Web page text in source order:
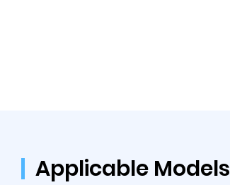
Applicable Models